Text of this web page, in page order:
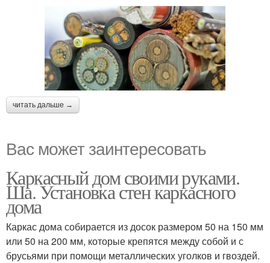
читать дальше →
Вас может заинтересовать
Каркасный дом своими руками.
Ша. Установка стен каркасного
дома
Каркас дома собирается из досок размером 50 на 150 мм
или 50 на 200 мм, которые крепятся между собой и с
брусьями при помощи металлических уголков и гвоздей.